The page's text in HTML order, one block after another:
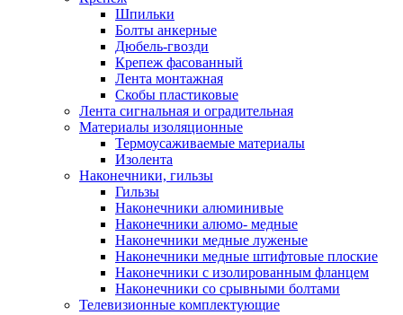
Шпильки
Болты анкерные
Дюбель-гвозди
Крепеж фасованный
Лента монтажная
Скобы пластиковые
Лента сигнальная и оградительная
Материалы изоляционные
Термоусаживаемые матeриалы
Изолента
Наконечники, гильзы
Гильзы
Наконечники алюминивые
Наконечники алюмо- медные
Наконечники медные луженые
Наконечники медные штифтовые плоские
Наконечники с изолированным фланцем
Наконечники со срывными болтами
Телевизионные комплектующие